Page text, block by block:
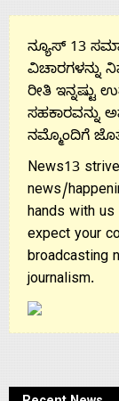
Us
ನ್ಯೂಸ್ 13
ವಿಚಾರಗಳನ್ನು
ರೀತಿ ಇನ್ನಷ್ಟು
ಸಹಕಾರವನ್ನು
ನಮ್ಮೊಂದಿಗೆ
News13
news/
hands with
expect your
broadcasting
journalism.